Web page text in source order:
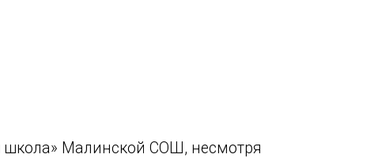
школа» Малинской СОШ, несмотря